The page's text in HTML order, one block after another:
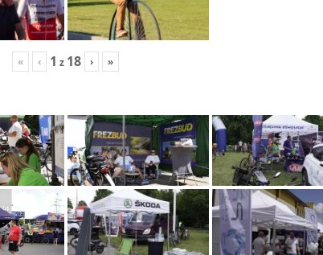
« ‹ 1 z 18 › »